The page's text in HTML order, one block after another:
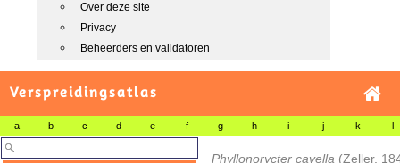
Over deze site
Privacy
Beheerders en validatoren
Verspreidingsatlas
a b c d e f g h i j k l
Phyllonorycter cavella (Zeller,